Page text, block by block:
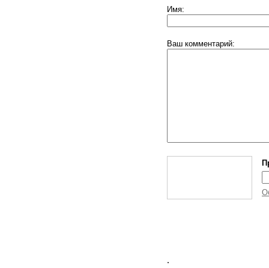
Имя:
Ваш комментарий:
.